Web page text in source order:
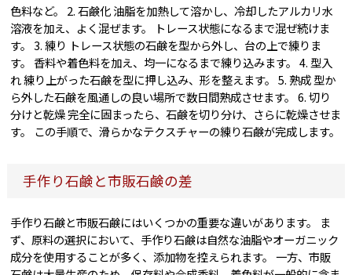
色料など。 2. 石鹸化 油脂を加熱して溶かし、冷却したアルカリ水
溶液を加え、よく混ぜます。 トレース状態になるまで混ぜ続けま
す。 3. 練り トレース状態の石鹸を型から外し、台の上で練りま
す。 香料や着色料を加え、均一になるまで練り込みます。 4. 型入
れ 練り上がった石鹸を型に押し込み、形を整えます。 5. 熟成 型か
ら外した石鹸を風通しの良い場所で数日間熟成させます。 6. 切り
分けと乾燥 完全に固まったら、石鹸を切り分け、さらに乾燥させま
す。 この手順で、滑らかなテクスチャーの練り石鹸が完成します。
手作り石鹸と市販石鹸の差
手作り石鹸と市販石鹸にはいくつかの重要な違いがあります。 ま
ず、原料の選択において、手作り石鹸は自然な油脂やオーガニック
成分を使用することが多く、添加物を控えられます。 一方、市販